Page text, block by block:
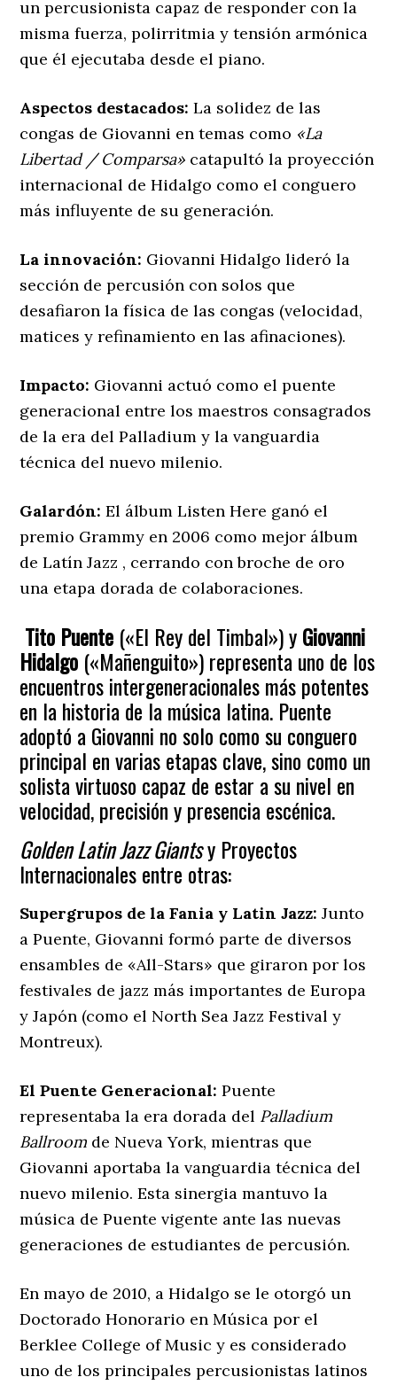
un percusionista capaz de responder con la
misma fuerza, polirritmia y tensión armónica
que él ejecutaba desde el piano.
Aspectos destacados: La solidez de las
congas de Giovanni en temas como «La
Libertad / Comparsa» catapultó la proyección
internacional de Hidalgo como el conguero
más influyente de su generación.
La innovación: Giovanni Hidalgo lideró la
sección de percusión con solos que
desafiaron la física de las congas (velocidad,
matices y refinamiento en las afinaciones).
Impacto: Giovanni actuó como el puente
generacional entre los maestros consagrados
de la era del Palladium y la vanguardia
técnica del nuevo milenio.
Galardón: El álbum Listen Here ganó el
premio Grammy en 2006 como mejor álbum
de Latín Jazz , cerrando con broche de oro
una etapa dorada de colaboraciones.
Tito Puente («El Rey del Timbal») yGiovanni
Hidalgo («Mañenguito») representa uno de los
encuentros intergeneracionales más potentes
en la historia de la música latina. Puente
adoptó a Giovanni no solo como su conguero
principal en varias etapas clave, sino como un
solista virtuoso capaz de estar a su nivel en
velocidad, precisión y presencia escénica.
Golden Latin Jazz Giantsy Proyectos
Internacionales entre otras:
Supergrupos de la Fania y Latin Jazz: Junto
a Puente, Giovanni formó parte de diversos
ensambles de «All-Stars» que giraron por los
festivales de jazz más importantes de Europa
y Japón (como el North Sea Jazz Festival y
Montreux).
El Puente Generacional: Puente
representaba la era dorada del Palladium
Ballroom de Nueva York, mientras que
Giovanni aportaba la vanguardia técnica del
nuevo milenio. Esta sinergia mantuvo la
música de Puente vigente ante las nuevas
generaciones de estudiantes de percusión.
En mayo de 2010, a Hidalgo se le otorgó un
Doctorado Honorario en Música por el
Berklee College of Music y es considerado
uno de los principales percusionistas latinos